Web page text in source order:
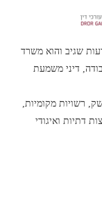
שגיב והוא משרד
דיני משמעת
רשויות מקומיות,
דתיות ואיגודי